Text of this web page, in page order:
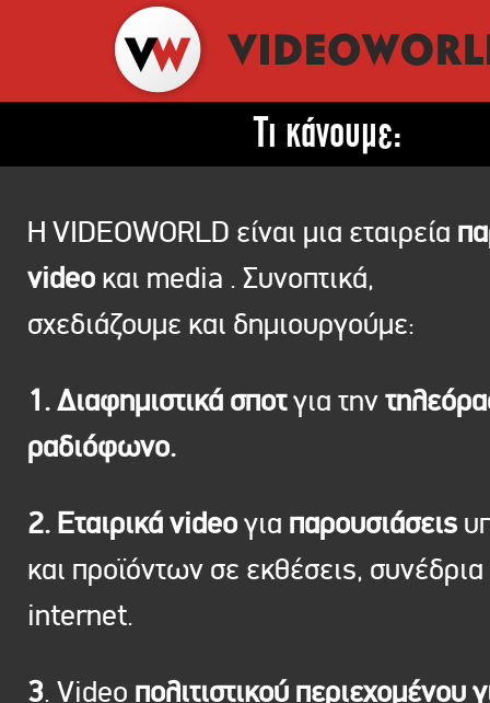
Τι κάνουμε:
Η VIDEOWORLD είναι μια εταιρεία
video και media . Συνοπτικά,
σχεδιάζουμε και δημιουργούμε:
1. Διαφημιστικά σποτγια την
ραδιόφωνο.
2. Εταιρικά videoγια παρουσιάσεις
και προϊόντων σε εκθέσεις, συνέδρια
internet.
3. Video πολιτιστικού περιεχομένου